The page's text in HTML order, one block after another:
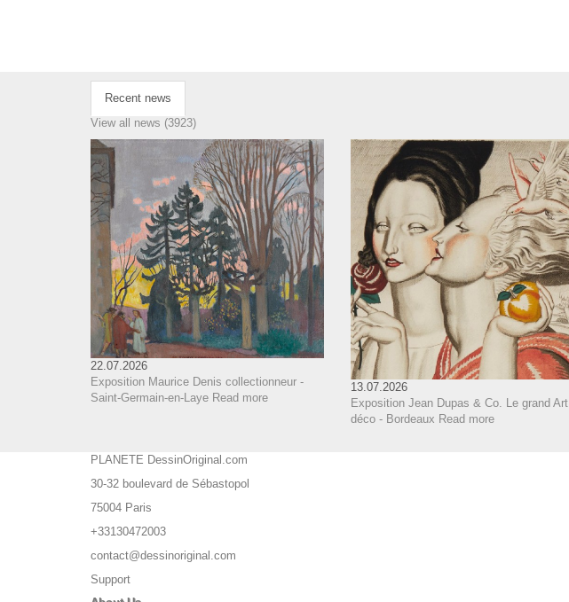
Recent news
View all news (3923)
22.07.2026
Exposition Maurice Denis collectionneur -
Saint-Germain-en-Laye Read more
13.07.2026
Exposition Jean Dupas & Co. Le grand Art
déco - Bordeaux Read more
PLANETE DessinOriginal.com
30-32 boulevard de Sébastopol
75004 Paris
+33130472003
contact@dessinoriginal.com
Support